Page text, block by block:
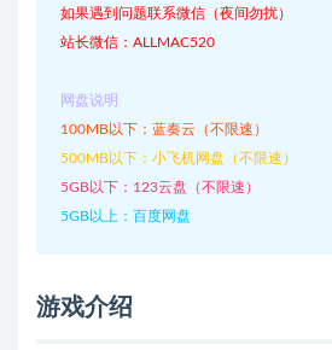
如果遇到问题联系微信（夜间勿扰）
站长微信：ALLMAC520
网盘说明
100MB以下：蓝奏云（不限速）
500MB以下：小飞机网盘（不限速）
5GB以下：123云盘（不限速）
5GB以上：百度网盘
游戏介绍